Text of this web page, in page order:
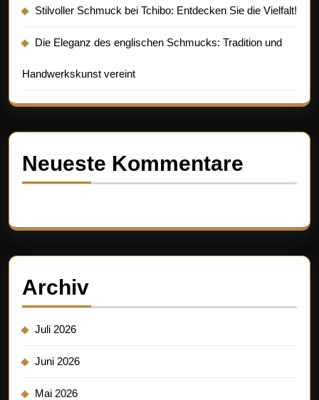
Stilvoller Schmuck bei Tchibo: Entdecken Sie die Vielfalt!
Die Eleganz des englischen Schmucks: Tradition und
Handwerkskunst vereint
Neueste Kommentare
Archiv
Juli 2026
Juni 2026
Mai 2026